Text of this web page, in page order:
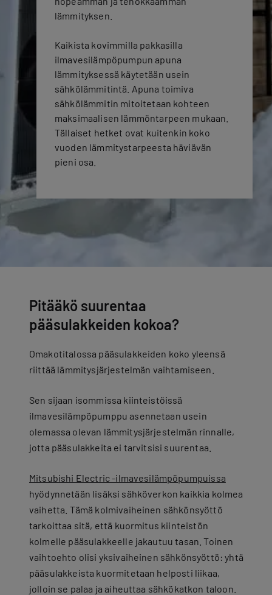
lämmityksen.
Kaikista kovimmilla pakkasilla
ilmavesilämpöpumpun apuna
lämmityksessä käytetään usein
sähkölämmitintä. Apuna toimiva
sähkölämmitin mitoitetaan kohteen
maksimaalisen lämmöntarpeen mukaan.
Tällaiset hetket ovat kuitenkin koko
vuoden lämmitystarpeesta häviävän
pieni osa.
Pitääkö suurentaa
pääsulakkeiden kokoa?
Omakotitalossa pääsulakkeiden koko yleensä
riittää lämmitysjärjestelmän vaihtamiseen.
Sen sijaan isommissa kiinteistöissä
ilmavesilämpöpumppu asennetaan usein
olemassa olevan lämmitysjärjestelmän rinnalle,
jotta pääsulakkeita ei tarvitsisi suurentaa.
Mitsubishi Electric -ilmavesilämpöpumpuissa
hyödynnetään lisäksi sähköverkon kaikkia kolmea
vaihetta. Tämä kolmivaiheinen sähkönsyöttö
tarkoittaa sitä, että kuormitus kiinteistön
kolmelle pääsulakkeelle jakautuu tasan. Toinen
vaihtoehto olisi yksivaiheinen sähkönsyöttö: yhtä
pääsulakkeista kuormitetaan helposti liikaa,
jolloin se palaa ja aiheuttaa sähkökatkon taloon.